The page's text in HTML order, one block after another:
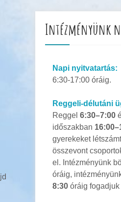
Intézményünk
Napi nyitvatartás:
6:30-17:00 óráig.
Reggeli-délutáni
Reggel6:30–7:00
időszakban
gyerekeket
összevont
el. Intézményünk
óráig,
8:30 óráig